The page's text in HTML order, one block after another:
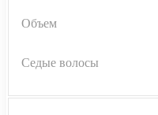
Объем
Седые волосы